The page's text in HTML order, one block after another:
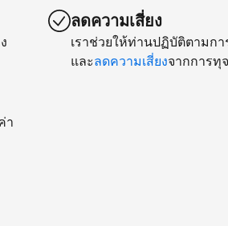
า
ลดความเสี่ยง
เราช่วยให้ท่านปฏิบัติตามก
และลดความเสี่ยงจากการทุ